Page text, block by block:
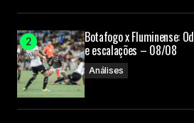
Botafogo x Fluminense:
e escalações – 08/08
Análises